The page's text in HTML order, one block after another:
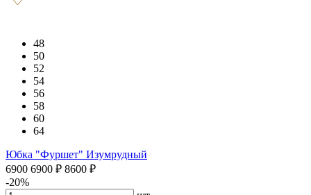
48
50
52
54
56
58
60
64
Юбка "Фуршет" Изумрудный
6900 6900 ₽ 8600 ₽
-20%